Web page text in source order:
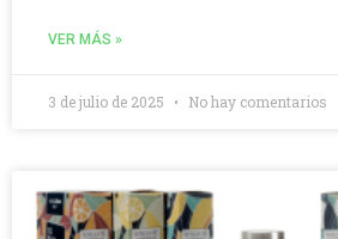
VER MÁS »
3 de julio de 2025 No hay comentarios